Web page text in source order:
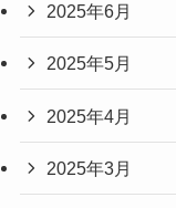
2025年6月
2025年5月
2025年4月
2025年3月